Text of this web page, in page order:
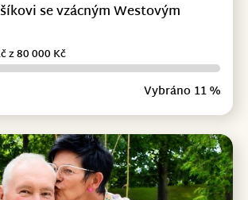
se vzácným Westovým
Vybráno 11 %
z 80 000 Kč